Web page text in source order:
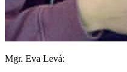
Mgr. Eva Levá: